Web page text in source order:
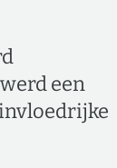
een